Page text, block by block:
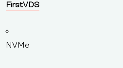
FirstVDS
NVMe